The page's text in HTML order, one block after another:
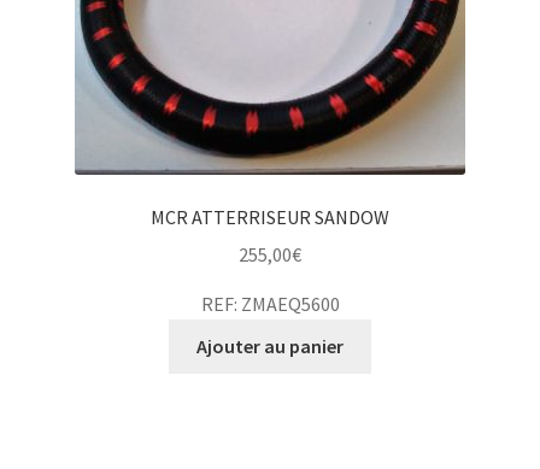
MCR ATTERRISEUR SANDOW
255,00€
REF: ZMAEQ5600
Ajouter au panier